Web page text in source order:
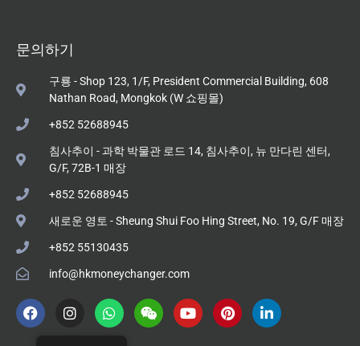
문의하기
구룡 - Shop 123, 1/F, President Commercial Building, 608
Nathan Road, Mongkok (W 쇼핑몰)
+852 52688945
침사추이 - 과학 박물관 로드 14, 침사추이, 뉴 만다린 센터,
G/F, 72B-1 매장
+852 52688945
새로운 영토 - Sheung Shui Foo Hing Street, No. 19, G/F 매장
+852 55130435
info@hkmoneychanger.com